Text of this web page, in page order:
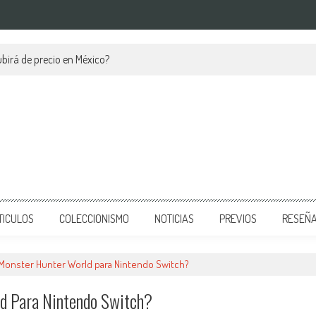
de precio en México?
COLECCIONISMO NOTICIAS PREVIOS
Hunter World para Nintendo Switch?
Para Nintendo Switch?